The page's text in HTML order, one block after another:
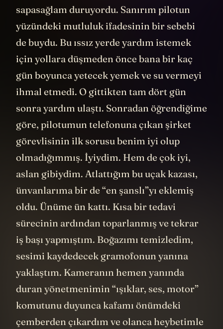
sapasağlam duruyordu. Sanırım pilotun
yüzündeki mutluluk ifadesinin bir sebebi
de buydu. Bu ıssız yerde yardım istemek
için yollara düşmeden önce bana bir kaç
gün boyunca yetecek yemek ve su vermeyi
ihmal etmedi. O gittikten tam dört gün
sonra yardım ulaştı. Sonradan öğrendiğime
göre, pilotumun telefonuna çıkan şirket
görevlisinin ilk sorusu benim iyi olup
olmadığımmış. İyiydim. Hem de çok iyi,
aslan gibiydim. Atlattığım bu uçak kazası,
ünvanlarıma bir de “en şanslı”yı eklemiş
oldu. Ünüme ün kattı. Kısa bir tedavi
sürecinin ardından toparlanmış ve tekrar
iş başı yapmıştım. Boğazımı temizledim,
sesimi kaydedecek gramofonun yanına
yaklaştım. Kameranın hemen yanında
duran yönetmenimin “ışıklar, ses, motor”
komutunu duyunca kafamı önümdeki
çemberden çıkardım ve olanca heybetimle